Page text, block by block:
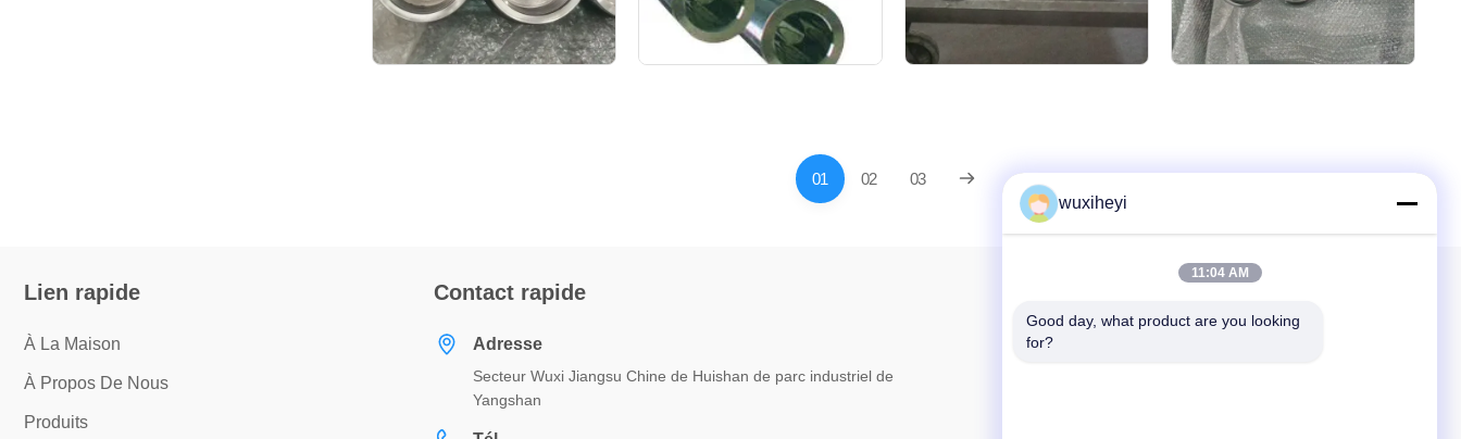
01 02 03
Lien rapide
À La Maison
À Propos De Nous
Produits
Contact rapide
Adresse
Secteur Wuxi Jiangsu Chine de Huishan de parc industriel de
Yangshan
Abonnez-vous à notre newsletter pour des réductions et plus
wuxiheyi
11:04 AM
Good day, what product are you looking
for?